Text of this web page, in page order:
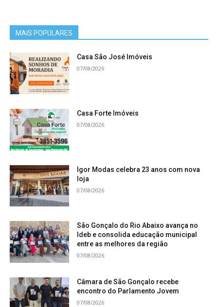
MAIS POPULARES
Casa São José Imóveis
07/08/2026
Casa Forte Imóveis
07/08/2026
Igor Modas celebra 23 anos com nova
loja
07/08/2026
São Gonçalo do Rio Abaixo avança no
Ideb e consolida educação municipal
entre as melhores da região
07/08/2026
Câmara de São Gonçalo recebe
encontro do Parlamento Jovem
07/08/2026